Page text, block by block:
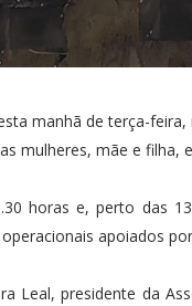
manhã de terça-
mulheres, mãe e filha,
horas e, perto das
apoiados
Leal, presidente da